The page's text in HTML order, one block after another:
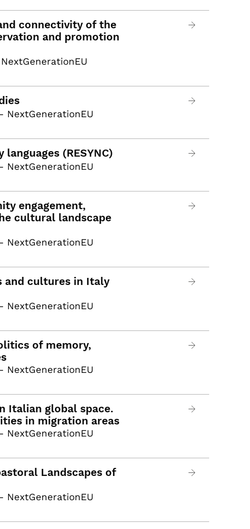
connectivity of the
and promotion
NextGenerationEU
(RESYNC)
NextGenerationEU
engagement,
cultural landscape
NextGenerationEU
and cultures in Italy
NextGenerationEU
of memory,
NextGenerationEU
Italian global space.
in migration areas
NextGenerationEU
Landscapes of
NextGenerationEU